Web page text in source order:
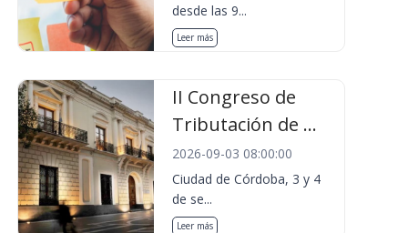
desde las 9...
Leer más
II Congreso de
Tributación de ...
2026-09-03 08:00:00
Ciudad de Córdoba, 3 y 4
de se...
Leer más